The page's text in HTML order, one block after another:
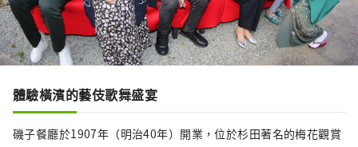
體驗橫濱的藝伎歌舞盛宴
磯子餐廳於1907年（明治40年）開業，位於杉田著名的梅花觀賞